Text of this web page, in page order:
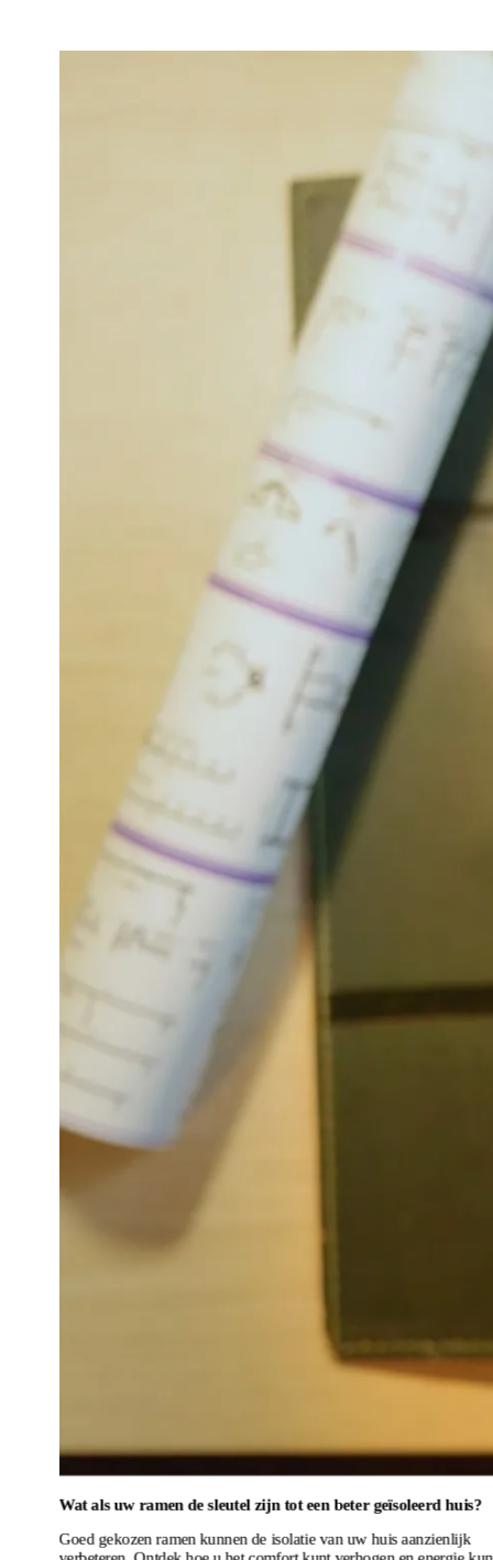
Wat als uw ramen de sleutel zijn tot een beter geïsoleerd huis?
Goed gekozen ramen kunnen de isolatie van uw huis aanzienlijk